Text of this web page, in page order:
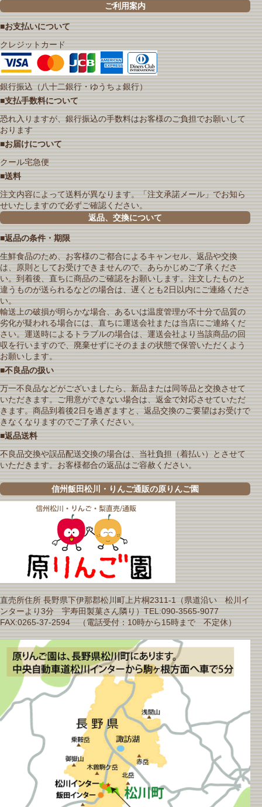
ご利用案内
■お支払いについて
クレジットカード
銀行振込（八十二銀行・ゆうちょ銀行）
■支払手数料について
恐れ入りますが、銀行振込の手数料はお客様のご負担でお願いして
おります
■お届けについて
クール宅急便
■送料
注文内容によって送料が異なります。「注文承諾メール」でお知ら
せいたしますので必ずご確認ください。
返品、交換について
■返品の条件・期限
生鮮食品のため、お客様のご都合によるキャンセル、返品や交換
は、原則としてお受けできませんので、あらかじめご了承くださ
い。到着後、直ちに商品のご確認をお願いします。注文したものと
違うものが送られるなどの場合は、遅くとも2日以内にご連絡くださ
い。
輸送上の破損が明らかな場合、あるいは温度管理が不十分で品質の
劣化が疑われる場合には、直ちに運送会社または当店にご連絡くだ
さい。運送時によるトラブルの場合は、運送会社より当該商品の回
収を行いますので、廃棄せずにそのままの状態で保管いただくよう
お願いします。
■不良品の扱い
万一不良品などがございましたら、新品または同等品と交換させて
いただきます。ご用意ができない場合は、返金で対応させていただ
きます。商品到着後2日を過ぎますと、返品交換のご要望はお受けで
きなくなりますのでご了承ください。
■返品送料
不良品交換や誤品配送交換の場合は、当社負担（着払い）とさせて
いただきます。お客様都合の返品はご容赦ください。
信州飯田松川・りんご通販の原りんご園
直売所住所 長野県下伊那郡松川町上片桐2311-1（県道沿い 松川イ
ンターより3分 宇寿田製菓さん隣り）TEL:090-3565-9077
FAX:0265-37-2594 （電話受付：10時から15時まで 不定休）